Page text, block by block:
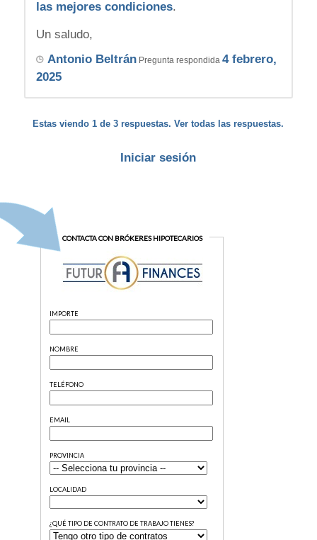
las mejores condiciones.
Un saludo,
Antonio BeltránPregunta respondida 4 febrero,
2025
Estas viendo 1 de 3 respuestas. Ver todas las respuestas.
Iniciar sesión